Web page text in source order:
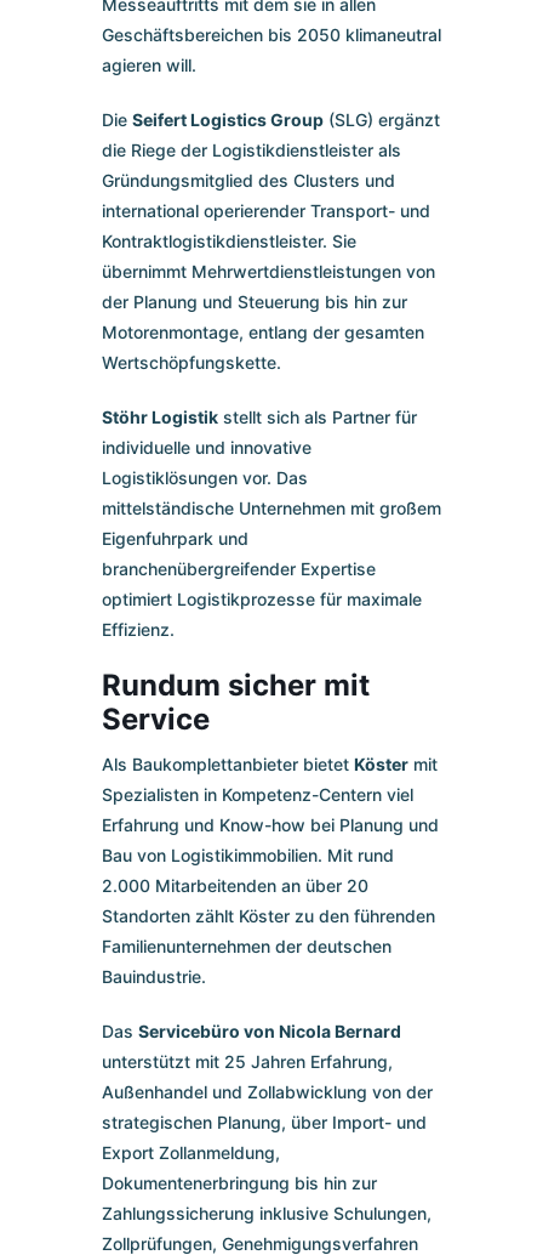
Geschäftsbereichen bis 2050 klimaneutral
agieren will.
Die Seifert Logistics Group (SLG) ergänzt
die Riege der Logistikdienstleister als
Gründungsmitglied des Clusters und
international operierender Transport- und
Kontraktlogistikdienstleister. Sie
übernimmt Mehrwertdienstleistungen von
der Planung und Steuerung bis hin zur
Motorenmontage, entlang der gesamten
Wertschöpfungskette.
Stöhr Logistik stellt sich als Partner für
individuelle und innovative
Logistiklösungen vor. Das
mittelständische Unternehmen mit großem
Eigenfuhrpark und
branchenübergreifender Expertise
optimiert Logistikprozesse für maximale
Effizienz.
Rundum sicher mit
Service
Als Baukomplettanbieter bietet Köster mit
Spezialisten in Kompetenz-Centern viel
Erfahrung und Know-how bei Planung und
Bau von Logistikimmobilien. Mit rund
2.000 Mitarbeitenden an über 20
Standorten zählt Köster zu den führenden
Familienunternehmen der deutschen
Bauindustrie.
Das Servicebüro von Nicola Bernard
unterstützt mit 25 Jahren Erfahrung,
Außenhandel und Zollabwicklung von der
strategischen Planung, über Import- und
Export Zollanmeldung,
Dokumentenerbringung bis hin zur
Zahlungssicherung inklusive Schulungen,
Zollprüfungen, Genehmigungsverfahren